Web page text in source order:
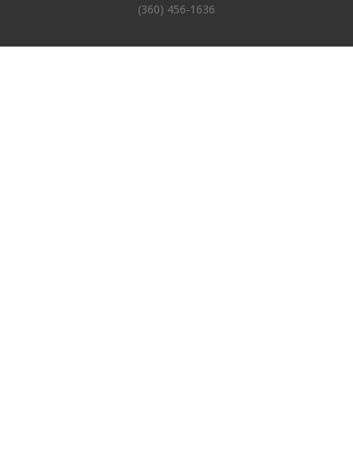
(360) 456-1636